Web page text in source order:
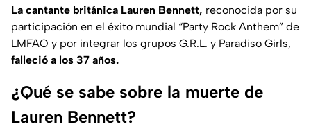
La cantante británica Lauren Bennett, reconocida por su
participación en el éxito mundial “Party Rock Anthem” de
LMFAO y por integrar los grupos G.R.L. y Paradiso Girls,
falleció a los 37 años.
¿Qué se sabe sobre la muerte de
Lauren Bennett?